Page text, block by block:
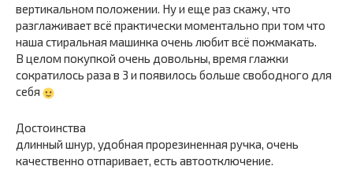
вертикальном положении. Ну и еще раз скажу, что
разглаживает всё практически моментально при том что
наша стиральная машинка очень любит всё пожмакать.
В целом покупкой очень довольны, время глажки
сократилось раза в 3 и появилось больше свободного для
себя
Достоинства
длинный шнур, удобная прорезиненная ручка, очень
качественно отпаривает, есть автоотключение.